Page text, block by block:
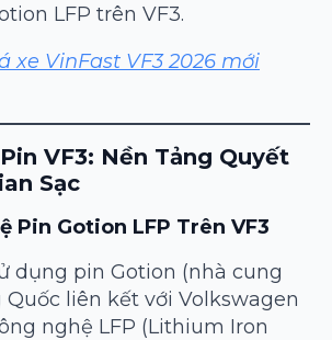
LFP trên VF3.
xe VinFast VF3 2026 mới
VF3: Nền Tảng Quyết
Sạc
Pin Gotion LFP Trên VF3
dụng pin Gotion (nhà cung
liên kết với Volkswagen
nghệ LFP (Lithium Iron